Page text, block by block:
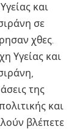
και
σε
χθες.
Υγείας και
της
και
βλέπετε